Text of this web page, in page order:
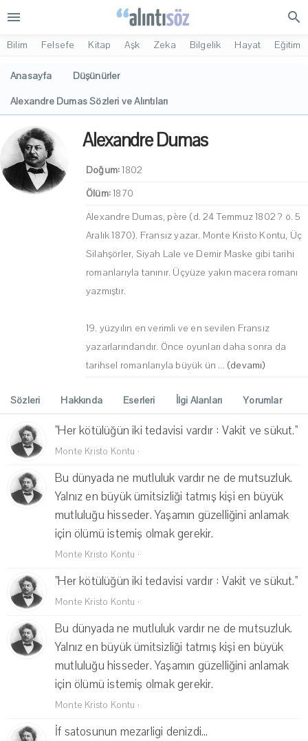
menu search
Bilim Felsefe Kitap Aşk Zeka Bilgelik Hayat Eğitim
Anasayfa
Düşünürler
Alexandre Dumas Sözleri ve Alıntıları
Alexandre Dumas
Doğum:1802
Ölüm:1870
Alexandre Dumas, père (d. 24 Temmuz 1802 ? ö. 5
Aralık 1870). Fransız yazar. Monte Kristo Kontu, Üç
Silahşörler, Siyah Lale ve Demir Maske gibi tarihi
romanlarıyla tanınır. Üçyüze yakın macera romanı
yazmıştır.
19. yüzyılın en verimli ve en sevilen Fransız
yazarlarındandır. Önce oyunları daha sonra da
tarihsel romanlarıyla büyük ün ... (devamı)
Sözleri Hakkında Eserleri İlgi Alanları Yorumlar
''Her kötülüğün iki tedavisi vardır : Vakit ve sükut.''
Monte Kristo Kontu ·
Bu dünyada ne mutluluk vardır ne de mutsuzluk.
Yalnız en büyük ümitsizliği tatmış kişi en büyük
mutluluğu hisseder. Yaşamın güzelliğini anlamak
için ölümü istemiş olmak gerekir.
Monte Kristo Kontu ·
''Her kötülüğün iki tedavisi vardır : Vakit ve sükut.''
Monte Kristo Kontu ·
Bu dünyada ne mutluluk vardır ne de mutsuzluk.
Yalnız en büyük ümitsizliği tatmış kişi en büyük
mutluluğu hisseder. Yaşamın güzelliğini anlamak
için ölümü istemiş olmak gerekir.
Monte Kristo Kontu ·
İf satosunun mezarligi denizdi...